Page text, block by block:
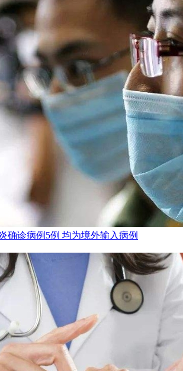
确诊病例5例 均为境外输入病例